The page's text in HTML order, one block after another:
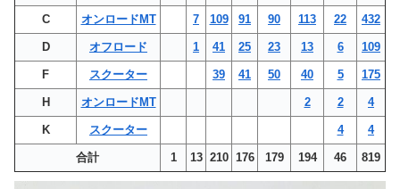
C オンロードMT 7 109 91 90 113 22 432
D オフロード 1 41 25 23 13 6 109
F スクーター 39 41 50 40 5 175
H オンロードMT 2 2 4
K スクーター 4 4
合計 1 13 210 176 179 194 46 819